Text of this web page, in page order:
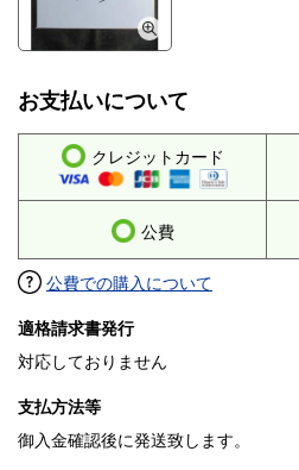
お支払いについて
クレジットカード
公費
公費での購入について
適格請求書発行
対応しておりません
支払方法等
御入金確認後に発送致します。